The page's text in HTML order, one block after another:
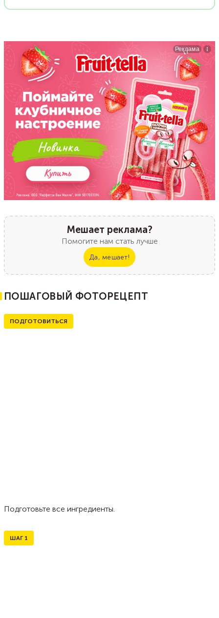
Мешает реклама?
Помогите нам стать лучше
Да, мешает!
ПОШАГОВЫЙ ФОТОРЕЦЕПТ
ПОДГОТОВИТЬСЯ
Подготовьте все ингредиенты.
ШАГ 1